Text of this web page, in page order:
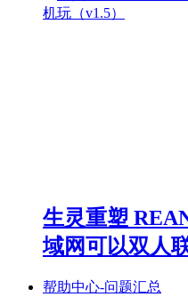
生灵重塑
域网可以双人
帮助中心-问题汇总